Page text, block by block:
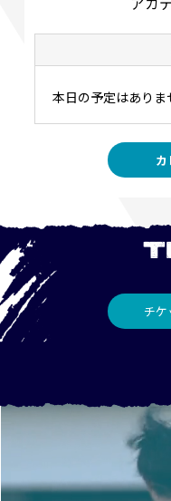
本日の予定はありま
カ
チケ